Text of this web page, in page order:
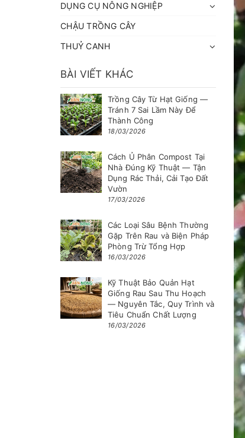
DỤNG CỤ NÔNG NGHIỆP
CHẬU TRỒNG CÂY
THUỶ CANH
BÀI VIẾT KHÁC
Trồng Cây Từ Hạt Giống —
Tránh 7 Sai Lầm Này Để
Thành Công
18/03/2026
Cách Ủ Phân Compost Tại
Nhà Đúng Kỹ Thuật — Tận
Dụng Rác Thải, Cải Tạo Đất
Vườn
17/03/2026
Các Loại Sâu Bệnh Thường
Gặp Trên Rau và Biện Pháp
Phòng Trừ Tổng Hợp
16/03/2026
Kỹ Thuật Bảo Quản Hạt
Giống Rau Sau Thu Hoạch
— Nguyên Tắc, Quy Trình và
Tiêu Chuẩn Chất Lượng
16/03/2026